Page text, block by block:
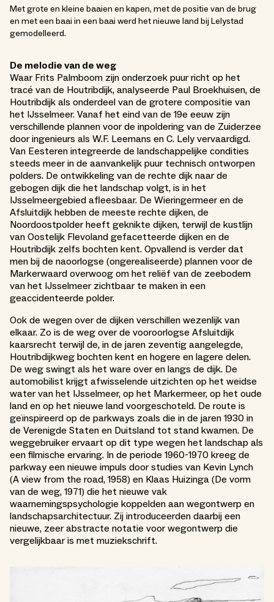
Met grote en kleine baaien en kapen, met de positie van de brug
en met een baai in een baai werd het nieuwe land bij Lelystad
gemodelleerd.
De melodie van de weg
Waar Frits Palmboom zijn onderzoek puur richt op het
tracé van de Houtribdijk, analyseerde Paul Broekhuisen, de
Houtribdijk als onderdeel van de grotere compositie van
het IJsselmeer. Vanaf het eind van de 19e eeuw zijn
verschillende plannen voor de inpoldering van de Zuiderzee
door ingenieurs als W.F. Leemans en C. Lely vervaardigd.
Van Eesteren integreerde de landschappelijke condities
steeds meer in de aanvankelijk puur technisch ontworpen
polders. De ontwikkeling van de rechte dijk naar de
gebogen dijk die het landschap volgt, is in het
IJsselmeergebied afleesbaar. De Wieringermeer en de
Afsluitdijk hebben de meeste rechte dijken, de
Noordoostpolder heeft geknikte dijken, terwijl de kustlijn
van Oostelijk Flevoland gefacetteerde dijken en de
Houtribdijk zelfs bochten kent. Opvallend is verder dat
men bij de naoorlogse (ongerealiseerde) plannen voor de
Markerwaard overwoog om het reliëf van de zeebodem
van het IJsselmeer zichtbaar te maken in een
geaccidenteerde polder.
Ook de wegen over de dijken verschillen wezenlijk van
elkaar. Zo is de weg over de vooroorlogse Afsluitdijk
kaarsrecht terwijl de, in de jaren zeventig aangelegde,
Houtribdijkweg bochten kent en hogere en lagere delen.
De weg swingt als het ware over en langs de dijk. De
automobilist krijgt afwisselende uitzichten op het weidse
water van het IJsselmeer, op het Markermeer, op het oude
land en op het nieuwe land voorgeschoteld. De route is
geïnspireerd op de parkways zoals die in de jaren 1930 in
de Verenigde Staten en Duitsland tot stand kwamen. De
weggebruiker ervaart op dit type wegen het landschap als
een filmische ervaring. In de periode 1960-1970 kreeg de
parkway een nieuwe impuls door studies van Kevin Lynch
(A view from the road, 1958) en Klaas Huizinga (De vorm
van de weg, 1971) die het nieuwe vak
waarnemingspsychologie koppelden aan wegontwerp en
landschapsarchitectuur. Zij introduceerden daarbij een
nieuwe, zeer abstracte notatie voor wegontwerp die
vergelijkbaar is met muziekschrift.